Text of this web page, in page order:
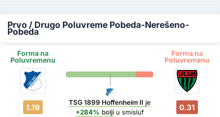
Prvo / Drugo Poluvreme Pobeda-Nerešeno-
Pobeda
Forma na
Poluvremenu
Forma na
Poluvremenu
1.19
TSG 1899 Hoffenheim II je
+284% bolji u smisluf
0.31